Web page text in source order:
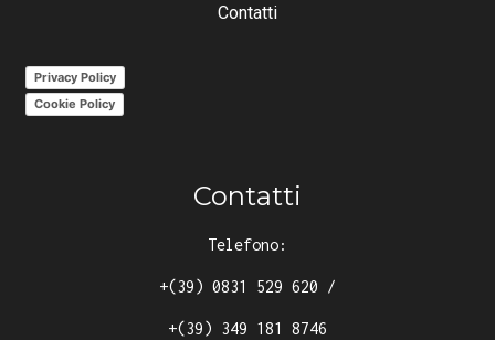
Contatti
Privacy Policy
Cookie Policy
Contatti
Telefono:
+(39) 0831 529 620 /
+(39) 349 181 8746